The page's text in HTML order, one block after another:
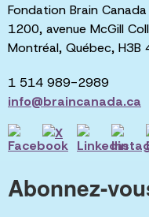
Fondation Brain Canada
1200, avenue McGill
Montréal, Québec, H3B
1 514 989-2989
info@braincanada.ca
Abonnez-